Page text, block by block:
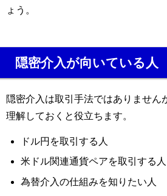
ょう。
隠密介入が向いている人
隠密介入は取引手法ではありません
理解しておくと役立ちます。
ドル円を取引する人
米ドル関連通貨ペアを取引する人
為替介入の仕組みを知りたい人